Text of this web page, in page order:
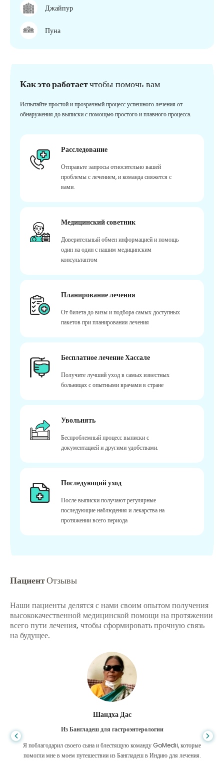
Джайпур
Пуна
Как это работаетчтобы помочь вам
Испытайте простой и прозрачный процесс успешного лечения от
обнаружения до выписки с помощью простого и плавного процесса.
Расследование
Отправьте запросы относительно вашей
проблемы с лечением, и команда свяжется с
вами.
Медицинский советник
Доверительный обмен информацией и помощь
один на один с нашим медицинским
консультантом
Планирование лечения
От билета до визы и подбора самых доступных
пакетов при планировании лечения
Бесплатное лечение Хассале
Получите лучший уход в самых известных
больницах с опытными врачами в стране
Увольнять
Беспроблемный процесс выписки с
документацией и другими удобствами.
Последующий уход
После выписки получают регулярные
последующие наблюдения и лекарства на
протяжении всего периода
ПациентОтзывы
Наши пациенты делятся с нами своим опытом получения
высококачественной медицинской помощи на протяжении
всего пути лечения, чтобы сформировать прочную связь
на будущее.
Шандха Дас
Из Бангладеш для гастроэнтерологии
Я поблагодарил своего сына и блестящую команду GoMedii, которые
помогли мне в моем путешествии из Бангладеш в Индию для лечения.